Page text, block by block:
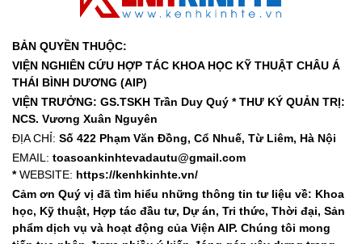
BẢN QUYỀN THUỘC:
VIỆN NGHIÊN CỨU HỢP TÁC KHOA HỌC KỸ THUẬT CHÂU Á
THÁI BÌNH DƯƠNG (AIP)
VIỆN TRƯỞNG: GS.TSKH Trần Duy Quý *THƯ KÝ QUẢN TRỊ:
NCS. Vương Xuân Nguyên
ĐỊA CHỈ: Số 422 Phạm Văn Đồng, Cổ Nhuế, Từ Liêm, Hà Nội
EMAIL: toasoankinhtevadautu@gmail.com
*WEBSITE: https://kenhkinhte.vn/
Cảm ơn Quý vị đã tìm hiểu những thông tin tư liệu về: Khoa
học, Kỹ thuật, Hợp tác đầu tư, Dự án, Tri thức, Thời đại, Sản
phẩm dịch vụ và hoạt động của Viện AIP. Chúng tôi mong